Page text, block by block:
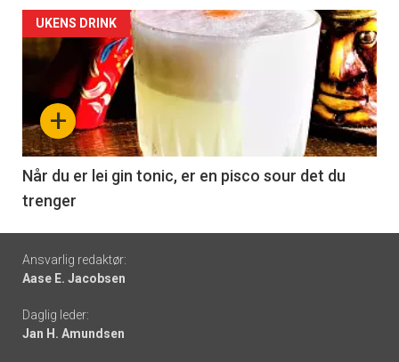
Forsiden
akkurat
nå
-
6
+
UKENS DRINK
Når du er lei gin tonic, er en pisco sour det du
trenger
Footer
-
links
Ansvarlig redaktør:
Aase E. Jacobsen
Daglig leder:
Jan H. Amundsen